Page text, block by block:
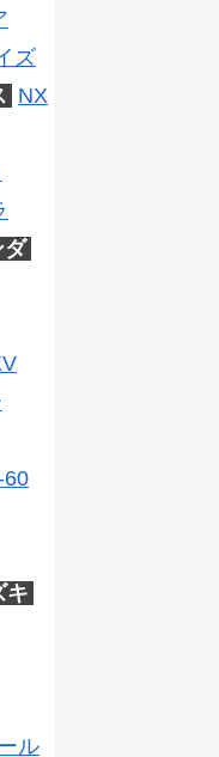
ズ
NX
ダ
60
キ
ル